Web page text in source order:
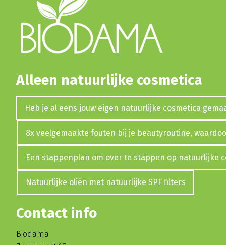
Alleen natuurlijke cosmetica
Heb je al eens jouw eigen natuurlijke cosmetica
8x veelgemaakte fouten bij je beautyroutine,
Een stappenplan om over te stappen op natuurlijke
Natuurlijke oliën met natuurlijke SPF filters
Contact info
Biodama